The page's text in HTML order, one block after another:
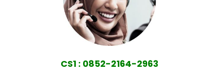
CS1 : 0852-2164-2963